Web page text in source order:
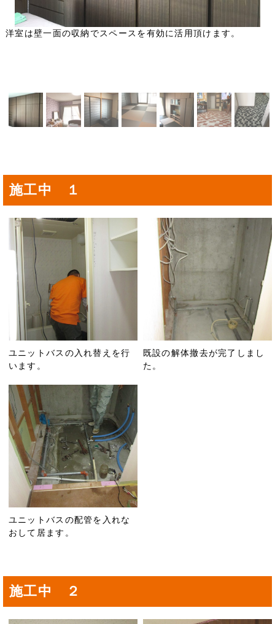
洋室は壁一面の収納でスペースを有効に活用頂けます。
施工中 １
ユニットバスの入れ替えを行
います。
既設の解体撤去が完了しまし
た。
ユニットバスの配管を入れな
おして居ます。
施工中 ２